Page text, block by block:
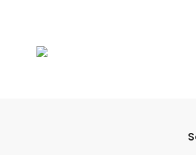
ilk yorumu siz yapın!